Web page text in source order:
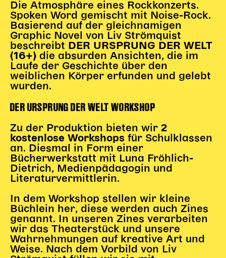
SERVICE
Karten + Preise
Anfahrt
Vermietung
Café
SPENDEN + FÖRDERN
Translate to English
SUCHE Suchbegriffe
Suchen
Die Atmosphäre eines Rockkonzerts.
Spoken Word gemischt mit Noise-Rock.
Basierend auf der gleichnamigen
Graphic Novel von Liv Strömquist
beschreibt
DER URSPRUNG DER WELT
(16+) die absurden Ansichten, die im
Laufe der Geschichte über den
weiblichen Körper erfunden und gelebt
wurden.
DER URSPRUNG DER WELT WORKSHOP
Zu der Produktion bieten wir 2
kostenlose Workshops für Schulklassen
an. Diesmal in Form einer
Bücherwerkstatt mit Luna Fröhlich-
Dietrich, Medienpädagogin und
Literaturvermittlerin.
In dem Workshop stellen wir kleine
Büchlein her, diese werden auch Zines
genannt. In unseren Zines verarbeiten
wir das Theaterstück und unsere
Wahrnehmungen auf kreative Art und
Weise. Nach dem Vorbild von Liv